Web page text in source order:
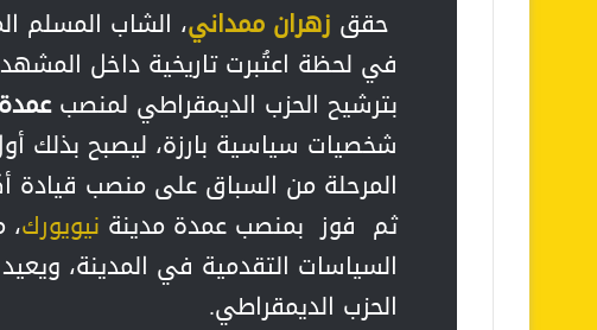
حقق زهران ممداني، الشاب المسلم
في لحظة اعتُبرت تاريخية داخل
بترشيح الحزب الديمقراطي لمنصب
شخصيات سياسية بارزة، ليصبح بذلك
المرحلة من السباق على منصب قيادة
ثم فوز بمنصب عمدة مدينة نيويورك
السياسات التقدمية في المدينة،
الحزب الديمقراطي.